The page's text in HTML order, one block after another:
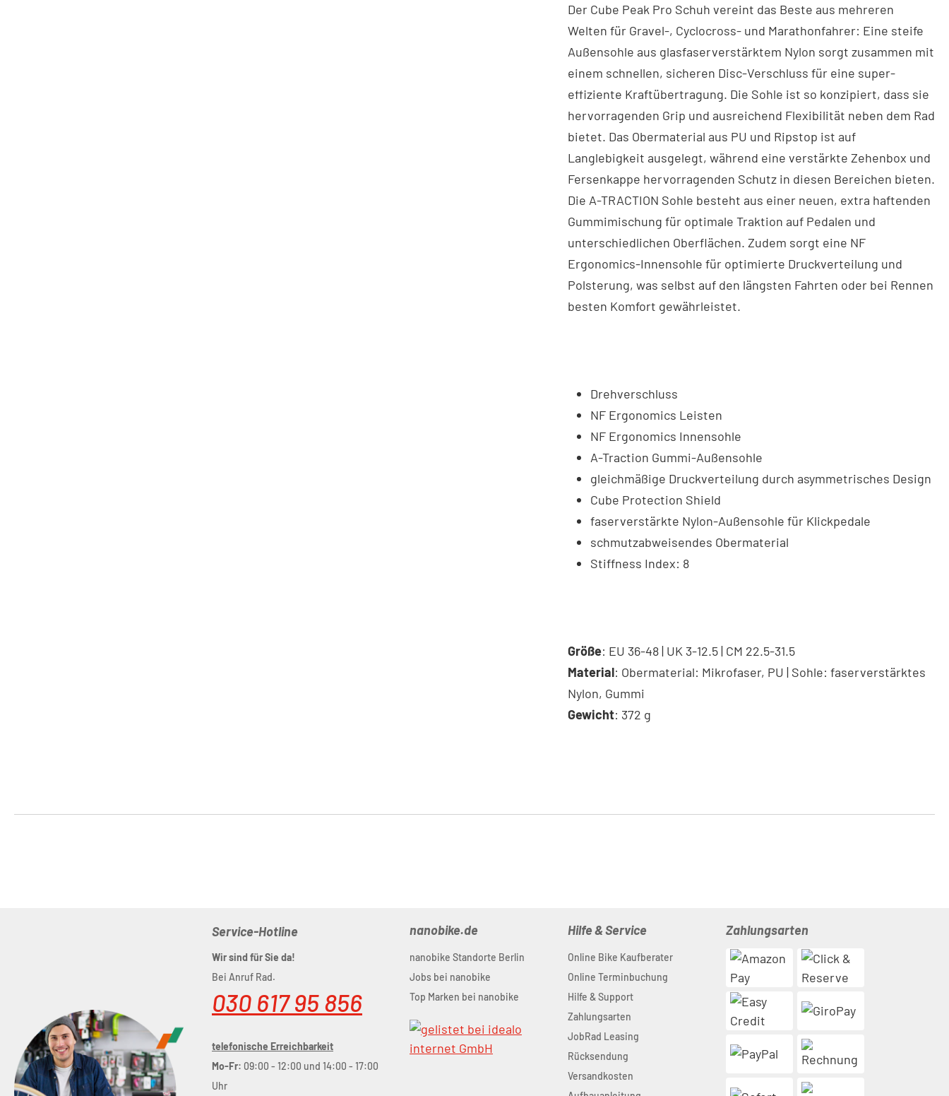
Der Cube Peak Pro Schuh vereint das Beste aus mehreren
Welten für Gravel-, Cyclocross- und Marathonfahrer: Eine steife
Außensohle aus glasfaserverstärktem Nylon sorgt zusammen mit
einem schnellen, sicheren Disc-Verschluss für eine super-
effiziente Kraftübertragung. Die Sohle ist so konzipiert, dass sie
hervorragenden Grip und ausreichend Flexibilität neben dem Rad
bietet. Das Obermaterial aus PU und Ripstop ist auf
Langlebigkeit ausgelegt, während eine verstärkte Zehenbox und
Fersenkappe hervorragenden Schutz in diesen Bereichen bieten.
Die A-TRACTION Sohle besteht aus einer neuen, extra haftenden
Gummimischung für optimale Traktion auf Pedalen und
unterschiedlichen Oberflächen. Zudem sorgt eine NF
Ergonomics-Innensohle für optimierte Druckverteilung und
Polsterung, was selbst auf den längsten Fahrten oder bei Rennen
besten Komfort gewährleistet.
Drehverschluss
NF Ergonomics Leisten
NF Ergonomics Innensohle
A-Traction Gummi-Außensohle
gleichmäßige Druckverteilung durch asymmetrisches Design
Cube Protection Shield
faserverstärkte Nylon-Außensohle für Klickpedale
schmutzabweisendes Obermaterial
Stiffness Index: 8
Größe: EU 36-48 | UK 3-12.5 | CM 22.5-31.5
Material: Obermaterial: Mikrofaser, PU | Sohle: faserverstärktes
Nylon, Gummi
Gewicht: 372 g
Service-Hotline
Wir sind für Sie da!
Bei Anruf Rad.
030 617 95 856
telefonische Erreichbarkeit
Mo-Fr: 09:00 - 12:00 und 14:00 - 17:00
Uhr
nanobike.de
nanobike Standorte Berlin
Jobs bei nanobike
Top Marken bei nanobike
Hilfe & Service
Online Bike Kaufberater
Online Terminbuchung
Hilfe & Support
Zahlungsarten
JobRad Leasing
Rücksendung
Versandkosten
Zahlungsarten